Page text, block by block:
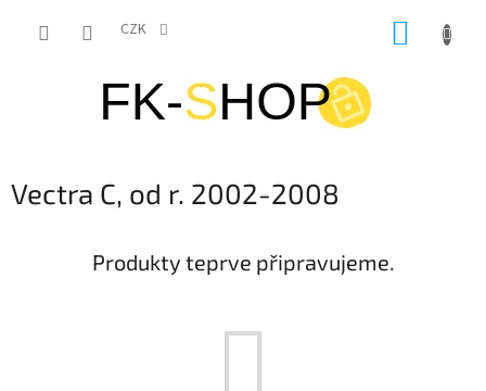
CZK
Vectra C, od r. 2002-2008
Produkty teprve připravujeme.